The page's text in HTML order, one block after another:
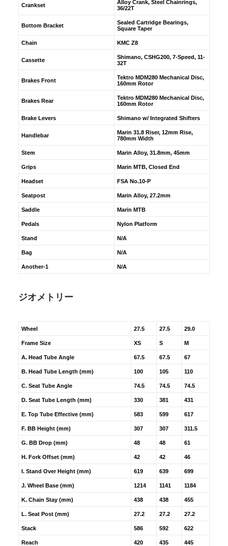
Crankset
Alloy Crank, Steel Chainrings,
36/22T
Bottom Bracket
Sealed Cartridge Bearings,
Square Taper
Chain KMC Z8
Cassette
Shimano, CSHG200, 7-Speed, 11-
32T
Brakes Front
Tektro MDM280 Mechanical Disc,
160mm Rotor
Brakes Rear
Tektro MDM280 Mechanical Disc,
160mm Rotor
Brake Levers Shimano w/ Integrated Shifters
Handlebar
Marin 31.8 Riser, 12mm Rise,
780mm Width
Stem Marin Alloy, 31.8mm, 45mm
Grips Marin MTB, Closed End
Headset FSA No.10-P
Seatpost Marin Alloy, 27.2mm
Saddle Marin MTB
Pedals Nylon Platform
Stand N/A
Bag N/A
Another-1 N/A
ジオメトリー
Wheel 27.5 27.5 29.0
Frame Size XS S M
A. Head Tube Angle 67.5 67.5 67
B. Head Tube Length (mm) 100 105 110
C. Seat Tube Angle 74.5 74.5 74.5
D. Seat Tube Length (mm) 330 381 431
E. Top Tube Effective (mm) 583 599 617
F. BB Height (mm) 307 307 311.5
G. BB Drop (mm) 48 48 61
H. Fork Offset (mm) 42 42 46
I. Stand Over Height (mm) 619 639 699
J. Wheel Base (mm) 1214 1141 1184
K. Chain Stay (mm) 438 438 455
L. Seat Post (mm) 27.2 27.2 27.2
Stack 586 592 622
Reach 420 435 445